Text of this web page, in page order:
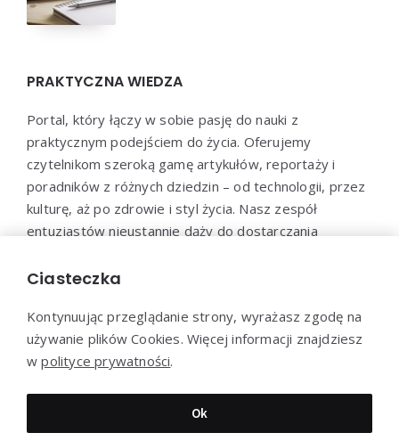
PRAKTYCZNA WIEDZA
Portal, który łączy w sobie pasję do nauki z
praktycznym podejściem do życia. Oferujemy
czytelnikom szeroką gamę artykułów, reportaży i
poradników z różnych dziedzin – od technologii, przez
kulturę, aż po zdrowie i styl życia. Nasz zespół
entuzjastów nieustannie dąży do dostarczania
poszerzyć horyzonty i efektywnie wykorzystać
Dziękujemy za wizytę - Praktyczna-wiedza.pl © 2022
Ciasteczka
Kontynuując przeglądanie strony, wyrażasz zgodę na
używanie plików Cookies. Więcej informacji znajdziesz
wpolityce prywatności.
Ok